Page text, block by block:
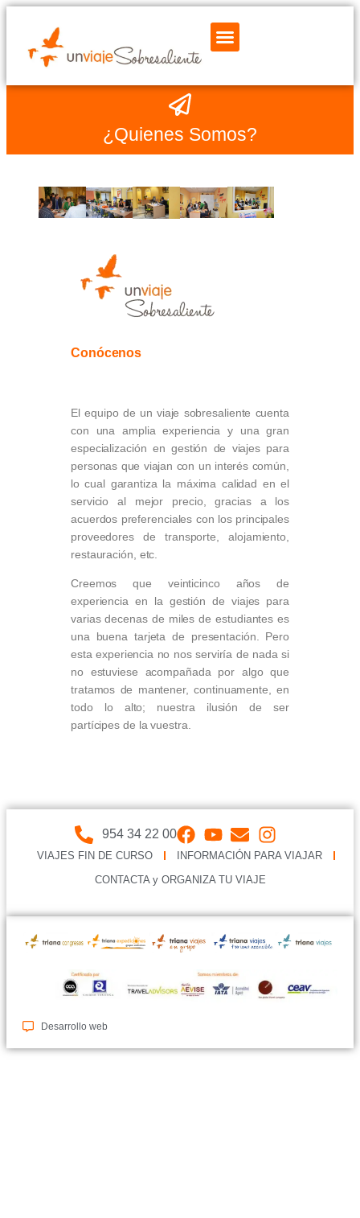
¿Quienes Somos?
Conócenos
El equipo de un viaje sobresaliente cuenta
con una amplia experiencia y una gran
especialización en gestión de viajes para
personas que viajan con un interés común,
lo cual garantiza la máxima calidad en el
servicio al mejor precio, gracias a los
acuerdos preferenciales con los principales
proveedores de transporte, alojamiento,
restauración, etc.
Creemos que veinticinco años de
experiencia en la gestión de viajes para
varias decenas de miles de estudiantes es
una buena tarjeta de presentación. Pero
esta experiencia no nos serviría de nada si
no estuviese acompañada por algo que
tratamos de mantener, continuamente, en
todo lo alto; nuestra ilusión de ser
partícipes de la vuestra.
954 34 22 00
VIAJES FIN DE CURSO
INFORMACIÓN PARA VIAJAR
CONTACTA y ORGANIZA TU VIAJE
Desarrollo web